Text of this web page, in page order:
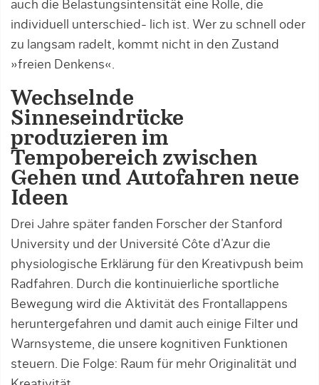
auch die Belastungsintensität eine Rolle, die
individuell unterschied- lich ist. Wer zu schnell oder
zu langsam radelt, kommt nicht in den Zustand
»freien Denkens«.
Wechselnde
Sinneseindrücke
produzieren im
Tempobereich zwischen
Gehen und Autofahren neue
Ideen
Drei Jahre später fanden Forscher der Stanford
University und der Université Côte d’Azur die
physiologische Erklärung für den Kreativpush beim
Radfahren. Durch die kontinuierliche sportliche
Bewegung wird die Aktivität des Frontallappens
heruntergefahren und damit auch einige Filter und
Warnsysteme, die unsere kognitiven Funktionen
steuern. Die Folge: Raum für mehr Originalität und